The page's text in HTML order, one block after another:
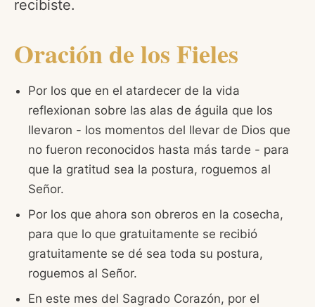
recibiste.
Oración de los Fieles
Por los que en el atardecer de la vida
reflexionan sobre las alas de águila que los
llevaron - los momentos del llevar de Dios que
no fueron reconocidos hasta más tarde - para
que la gratitud sea la postura, roguemos al
Señor.
Por los que ahora son obreros en la cosecha,
para que lo que gratuitamente se recibió
gratuitamente se dé sea toda su postura,
roguemos al Señor.
En este mes del Sagrado Corazón, por el